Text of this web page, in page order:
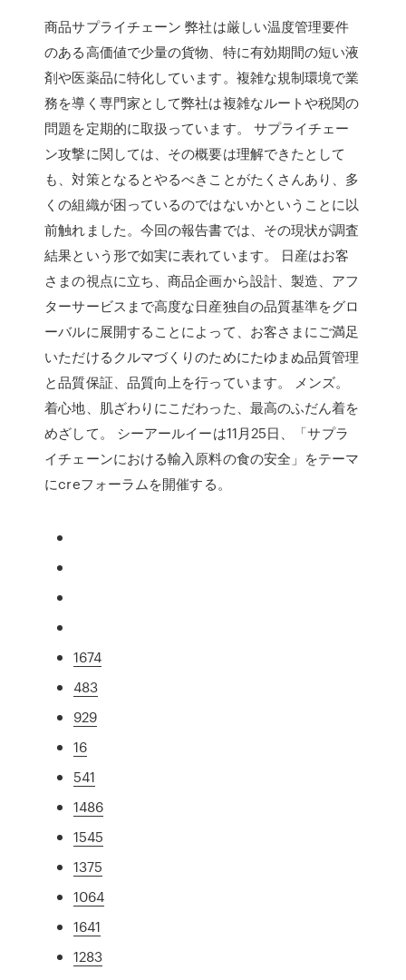
商品サプライチェーン 弊社は厳しい温度管理要件
のある高価値で少量の貨物、特に有効期間の短い液
剤や医薬品に特化しています。複雑な規制環境で業
務を導く専門家として弊社は複雑なルートや税関の
問題を定期的に取扱っています。 サプライチェー
ン攻撃に関しては、その概要は理解できたとして
も、対策となるとやるべきことがたくさんあり、多
くの組織が困っているのではないかということに以
前触れました。今回の報告書では、その現状が調査
結果という形で如実に表れています。 日産はお客
さまの視点に立ち、商品企画から設計、製造、アフ
ターサービスまで高度な日産独自の品質基準をグロ
ーバルに展開することによって、お客さまにご満足
いただけるクルマづくりのためにたゆまぬ品質管理
と品質保証、品質向上を行っています。 メンズ。
着心地、肌ざわりにこだわった、最高のふだん着を
めざして。 シーアールイーは11月25日、「サプラ
イチェーンにおける輸入原料の食の安全」をテーマ
にcreフォーラムを開催する。
1674
483
929
16
541
1486
1545
1375
1064
1641
1283